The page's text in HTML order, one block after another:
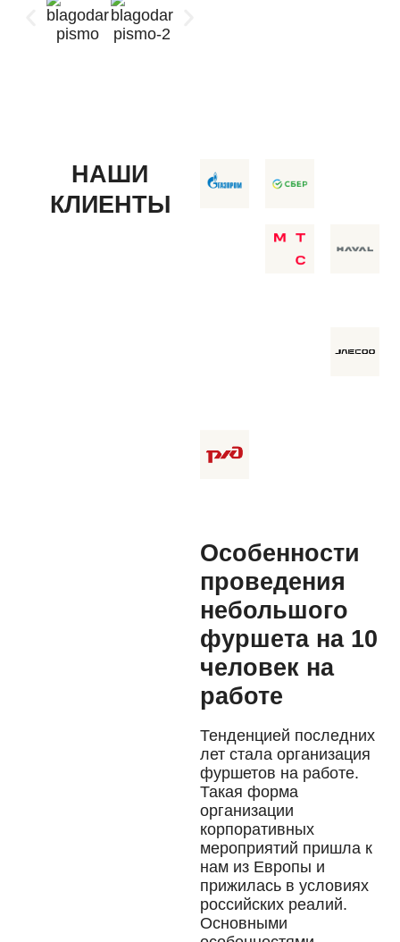
НАШИ
КЛИЕНТЫ
Особенности
проведения
небольшого
фуршета на 10
человек на
работе
Тенденцией последних
лет стала организация
фуршетов на работе.
Такая форма
организации
корпоративных
мероприятий пришла к
нам из Европы и
прижилась в условиях
российских реалий.
Основными